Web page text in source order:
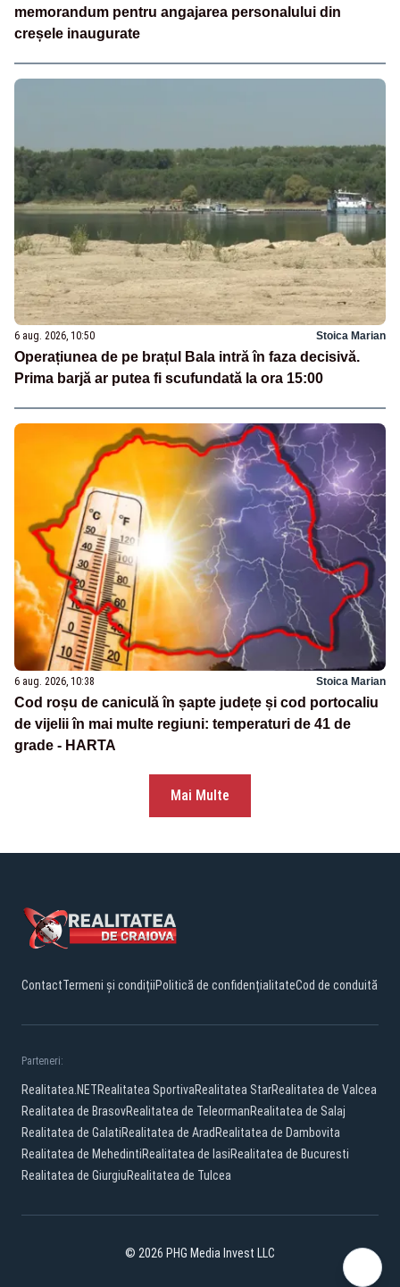
memorandum pentru angajarea personalului din
creșele inaugurate
6 aug. 2026, 10:50 Stoica Marian
Operațiunea de pe brațul Bala intră în faza decisivă.
Prima barjă ar putea fi scufundată la ora 15:00
6 aug. 2026, 10:38 Stoica Marian
Cod roșu de caniculă în șapte județe și cod portocaliu
de vijelii în mai multe regiuni: temperaturi de 41 de
grade - HARTA
Mai Multe
ContactTermeni și condițiiPolitică de confidențialitateCod de conduită
Parteneri:
Realitatea.NETRealitatea SportivaRealitatea StarRealitatea de Valcea
Realitatea de BrasovRealitatea de TeleormanRealitatea de Salaj
Realitatea de GalatiRealitatea de Arad Realitatea de Dambovita
Realitatea de MehedintiRealitatea de IasiRealitatea de Bucuresti
Realitatea de GiurgiuRealitatea de Tulcea
© 2026 PHG Media Invest LLC